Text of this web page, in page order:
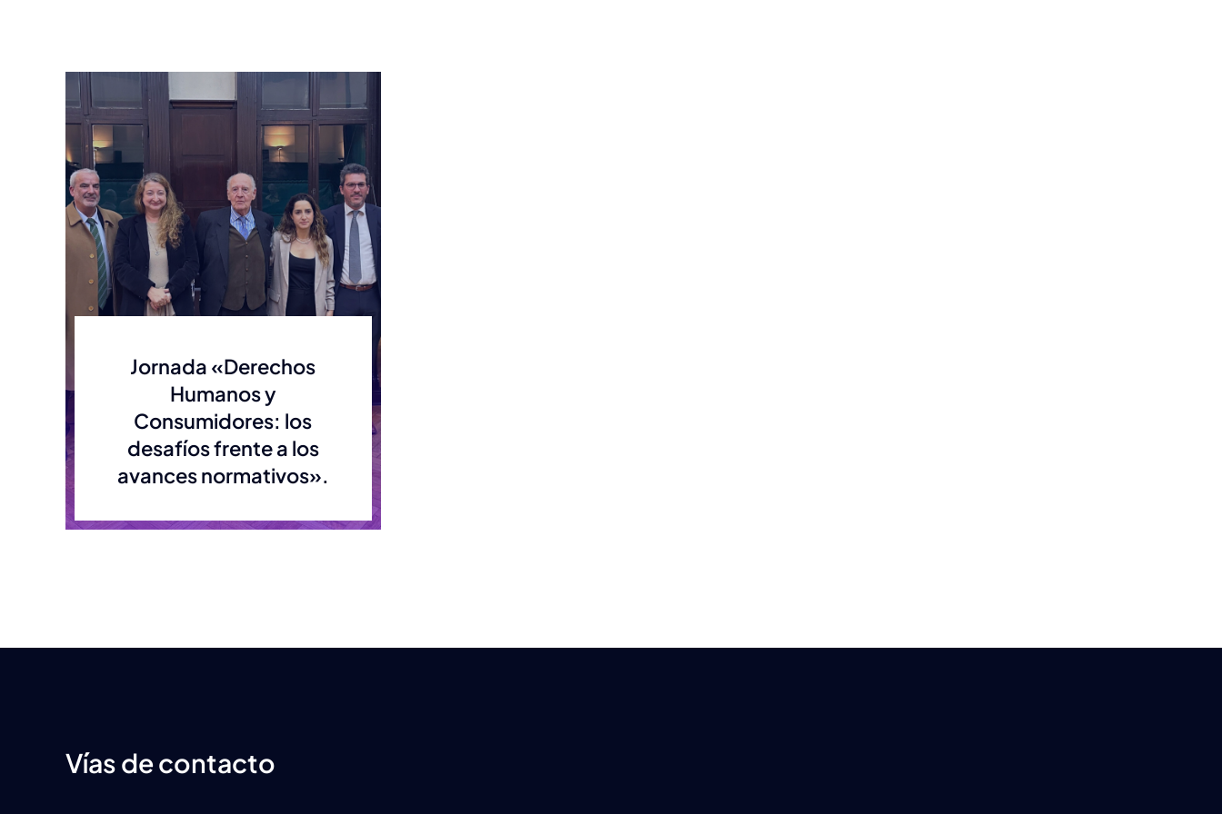
Jornada «Derechos
Humanos y
Consumidores: los
desafíos frente a los
avances normativos».
Vías de contacto